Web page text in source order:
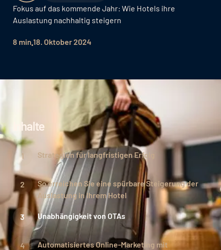
Fokus auf das kommende Jahr: Wie Hotels ihre
Auslastung nachhaltig steigern
8 min 18. Oktober 2024
Inhalte
Strategien für langfristigen Erfolg
So erreichen Sie eine spürbare Steigerung der
Auslastung in Ihrem Hotel
Unabhängigkeit von OTAs
Automatisiertes Online-Marketing mit